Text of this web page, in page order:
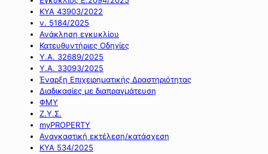
ΚΥΑ 43903/2022
ν. 5184/2025
Ανάκληση εγκυκλίου
Κατευθυντήριες Οδηγίες
Υ.Α. 32689/2025
Υ.Α. 33093/2025
Έναρξη Επιχειρηματικής Δραστηριότητας
Διαδικασίες με διαπραγμάτευση
ΦΜΥ
Ζ.Υ.Σ.
myPROPERTY
Αναγκαστική εκτέλεση/κατάσχεση
ΚΥΑ 534/2025